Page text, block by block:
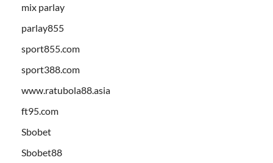
mix parlay
parlay855
sport855.com
sport388.com
www.ratubola88.asia
ft95.com
Sbobet
Sbobet88